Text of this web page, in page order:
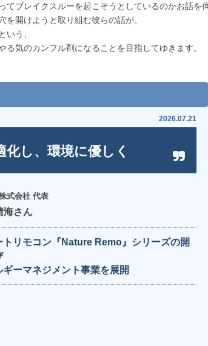
ブレイクスルーを起こそうとしているのかお話を
開けようと取り組む彼らの話が、
いう、
気のカンフル剤になることを目指してゆきます。
2026.07.21
し、環境に優しく
式会社 代表
海さん
トリモコン『Nature Remo』シリーズの開
ギーマネジメント事業を展開